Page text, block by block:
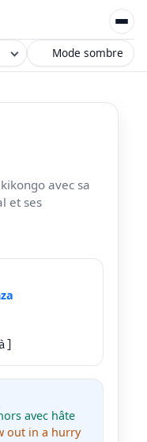
Mode sombre
avec sa
et ses
avec hâte
out in a hurry